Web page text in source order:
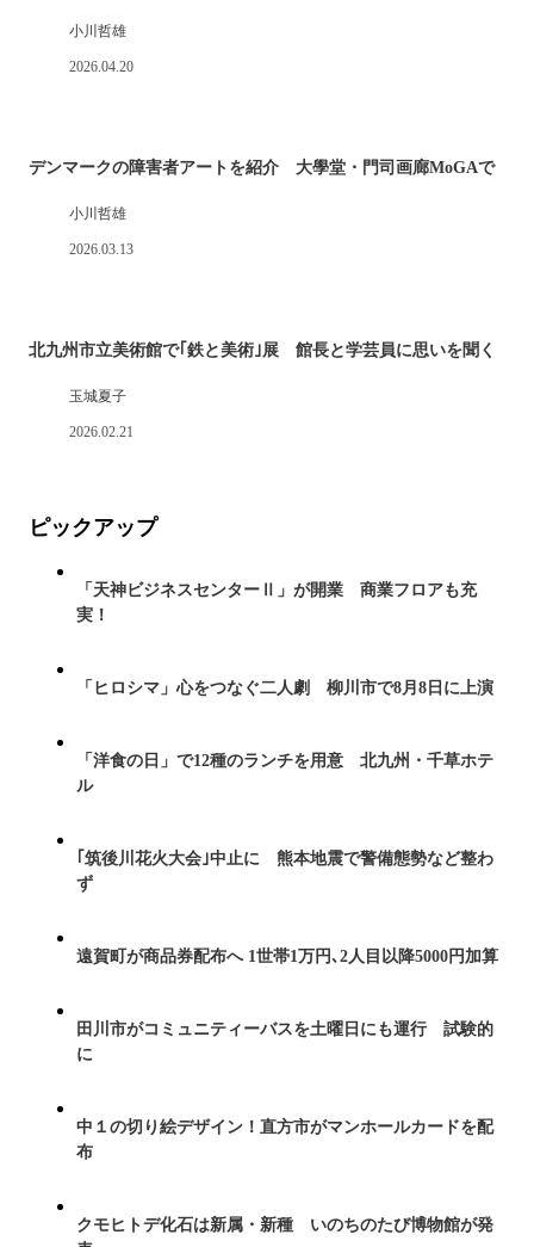
小川哲雄
2026.04.20
デンマークの障害者アートを紹介 大學堂・門司画廊MoGAで
小川哲雄
2026.03.13
北九州市立美術館で｢鉄と美術｣展 館長と学芸員に思いを聞く
玉城夏子
2026.02.21
ピックアップ
「天神ビジネスセンターⅡ」が開業 商業フロアも充
実！
「ヒロシマ」心をつなぐ二人劇 柳川市で8月8日に上演
「洋食の日」で12種のランチを用意 北九州・千草ホテ
ル
｢筑後川花火大会｣中止に 熊本地震で警備態勢など整わ
ず
遠賀町が商品券配布へ 1世帯1万円､2人目以降5000円加算
田川市がコミュニティーバスを土曜日にも運行 試験的
に
中１の切り絵デザイン！直方市がマンホールカードを配
布
クモヒトデ化石は新属・新種 いのちのたび博物館が発